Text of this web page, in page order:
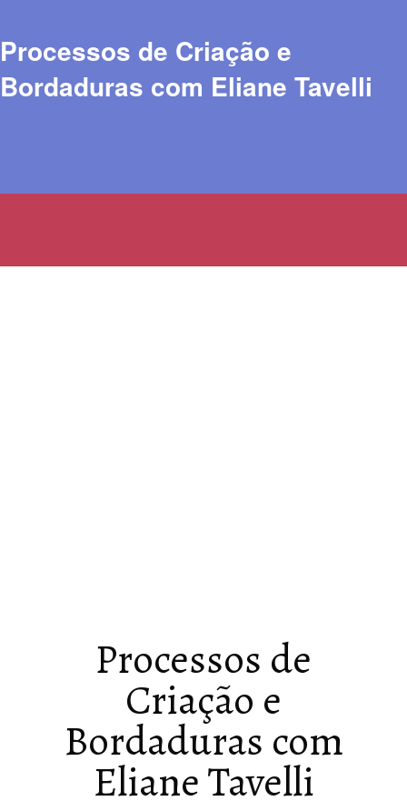
Processos de Criação e
Bordaduras com Eliane Tavelli
Processos de
Criação e
Bordaduras com
Eliane Tavelli